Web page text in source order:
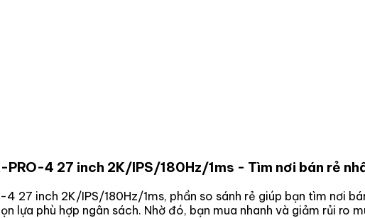
4 27 inch 2K/IPS/180Hz/1ms - Tìm nơi bán rẻ
27 inch 2K/IPS/180Hz/1ms, phần so sánh rẻ giúp bạn tìm nơi
phù hợp ngân sách. Nhờ đó, bạn mua nhanh và giảm rủi ro